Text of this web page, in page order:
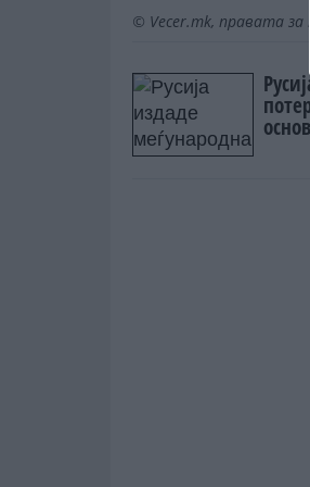
© Vecer.mk, правата за